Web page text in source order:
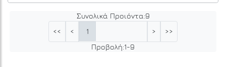
Συνολικά Προιόντα:9
<<
< 1 >
>>
Προβολή:1-9